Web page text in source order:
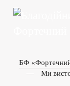
БФ
Ми